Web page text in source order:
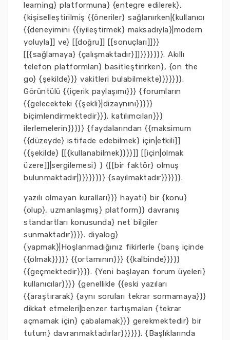
learning} platformuna} {entegre edilerek},
{kişiselleştirilmiş {{öneriler} sağlanırken|{kullanıcı
{{deneyimini {{iyileştirmek} maksadıyla}|modern
yoluyla]] ve} [[doğru]] [[sonuçları]]}}
[[{sağlamaya} {çalışmaktadır}]]}}}}}}}. Akıllı
telefon platformları} basitleştirirken}, {on the
go} {şekilde}}} vakitleri bulabilmekte}}}}}}}.
Görüntülü {{içerik paylaşımı}}} {forumların
{{gelecekteki {{şekli}|dizaynını}}}}}
biçimlendirmektedir}}}. katılımcıları}}}
ilerlemelerin}}}}} {faydalarından {{maksimum
{{düzeyde} istifade edebilmek} için|etkili]]
{{şekilde} [[{kullanabilmek}}}}]] [[için|olmak
üzere]]|sergilemesi} } {[[bir faktör} olmuş
bulunmaktadır|}}}}}}}} {sayılmaktadır}}}}}}.
yazılı olmayan kuralları}}} hayati} bir {konu}
{olup}, uzmanlaşmış} platform}} davranış
standartları konusunda} net bilgiler
sunmaktadır}}}}. diyalog}
{yapmak}|Hoşlanmadığınız fikirlerle {barış içinde
{{olmak}}}}} {{ortamının}}} {{kalbinde}}}}}
{{geçmektedir}}}}. {Yeni başlayan forum üyeleri}
kullanıcılar}}}} {genellikle {{eski yazıları
{{araştırarak} {aynı soruları tekrar sormamaya}}}
dikkat etmeleri|benzer tartışmaları {tekrar
açmamak için} çabalamak}}} gerekmektedir} bir
tutum} davranmaktadırlar}}}}}}. {Başlıklarında